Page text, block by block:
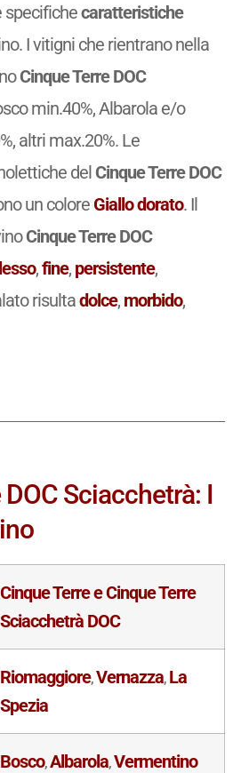
specifichecaratteristiche
I vitigni che rientrano nella
Cinque Terre DOC
min.40%, Albarola e/o
altri max.20%. Le
delCinque Terre DOC
un colore Giallo dorato. Il
Cinque Terre DOC
,fine, persistente,
risultadolce, morbido,
Sciacchetrà: I
Cinque Terre e Cinque Terre
Sciacchetrà DOC
Riomaggiore,Vernazza,La
Spezia
Bosco,Albarola,Vermentino